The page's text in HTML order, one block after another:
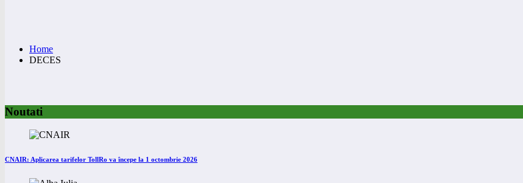
Home
DECES
Noutati
CNAIR: Aplicarea tarifelor TollRo va începe la 1 octombrie 2026